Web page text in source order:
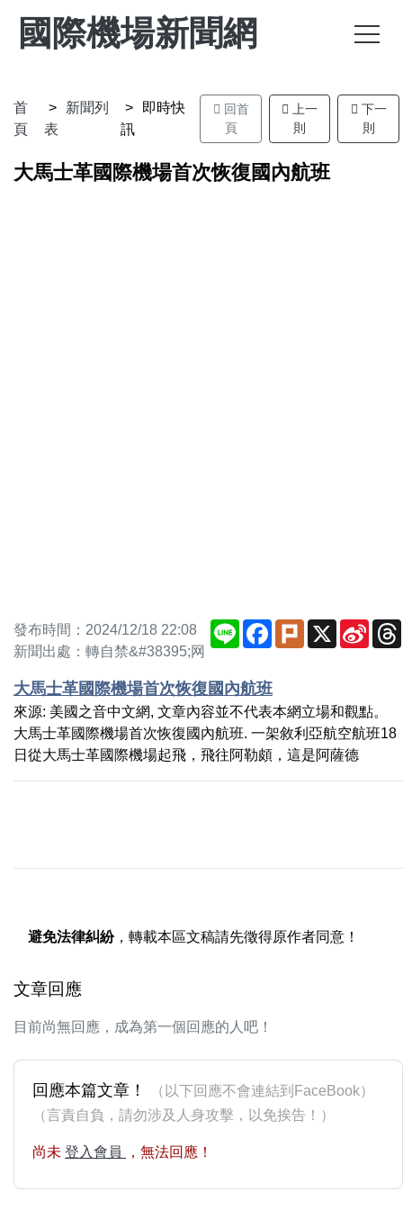
國際機場新聞網
首
頁
新聞列
表
即時快
訊
回首
頁
上一
則
下一
則
大馬士革國際機場首次恢復國內航班
發布時間：2024/12/18 22:08
新聞出處：轉自禁&#38395;网
Line Facebook
Plurk X
Sina
大馬士革國際機場首次恢復國內航班
來源: 美國之音中文網, 文章內容並不代表本網立場和觀點。
大馬士革國際機場首次恢復國內航班. 一架敘利亞航空航班18
日從大馬士革國際機場起飛，飛往阿勒頗，這是阿薩德
避免法律糾紛，轉載本區文稿請先徵得原作者同意！
文章回應
目前尚無回應，成為第一個回應的人吧！
回應本篇文章！
（以下回應不會連結到FaceBook）
（言責自負，請勿涉及人身攻擊，以免挨告！）
尚未 登入會員 ，無法回應！